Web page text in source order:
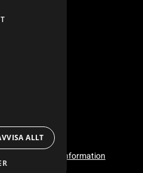
rights reserved.
Webbplatsinformation
ALLT